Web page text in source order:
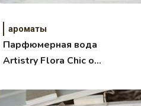
ароматы
Парфюмерная вода
Artistry Flora Chic от